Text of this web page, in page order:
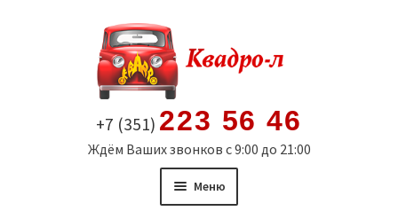
содержимому
+7 (351) 223 56 46
Ждём Ваших звонков с 9:00 до 21:00
Меню